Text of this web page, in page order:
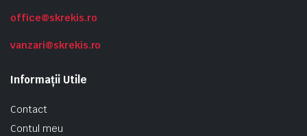
office@skrekis.ro
vanzari@skrekis.ro
Informații Utile
Contact
Contul meu